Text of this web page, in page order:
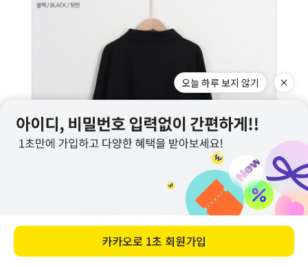
오늘 하루 보지 않기
카카오로 1초 회원가입